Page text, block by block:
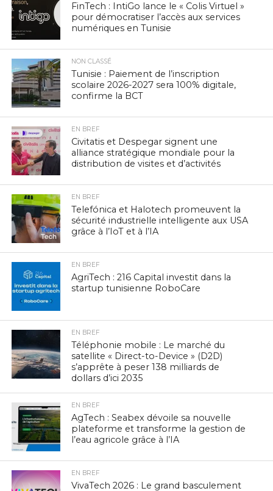
FinTech : IntiGo lance le « Colis Virtuel »
pour démocratiser l’accès aux services
numériques en Tunisie
NON CLASSÉ
Tunisie : Paiement de l’inscription
scolaire 2026-2027 sera 100% digitale,
confirme la BCT
EN BREF
Civitatis et Despegar signent une
alliance stratégique mondiale pour la
distribution de visites et d’activités
EN BREF
Telefónica et Halotech promeuvent la
sécurité industrielle intelligente aux USA
grâce à l’IoT et à l’IA
EN BREF
AgriTech : 216 Capital investit dans la
startup tunisienne RoboCare
EN BREF
Téléphonie mobile : Le marché du
satellite « Direct-to-Device » (D2D)
s’apprête à peser 138 milliards de
dollars d’ici 2035
EN BREF
AgTech : Seabex dévoile sa nouvelle
plateforme et transforme la gestion de
l’eau agricole grâce à l’IA
EN BREF
VivaTech 2026 : Le grand basculement